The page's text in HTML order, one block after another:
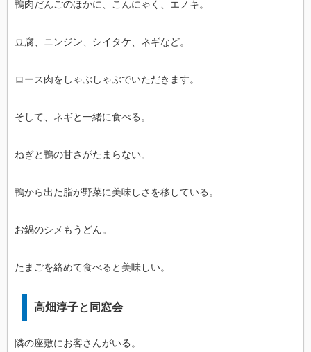
鴨肉だんごのほかに、こんにゃく、エノキ。
豆腐、ニンジン、シイタケ、ネギなど。
ロース肉をしゃぶしゃぶでいただきます。
そして、ネギと一緒に食べる。
ねぎと鴨の甘さがたまらない。
鴨から出た脂が野菜に美味しさを移している。
お鍋のシメもうどん。
たまごを絡めて食べると美味しい。
高畑淳子と同窓会
隣の座敷にお客さんがいる。